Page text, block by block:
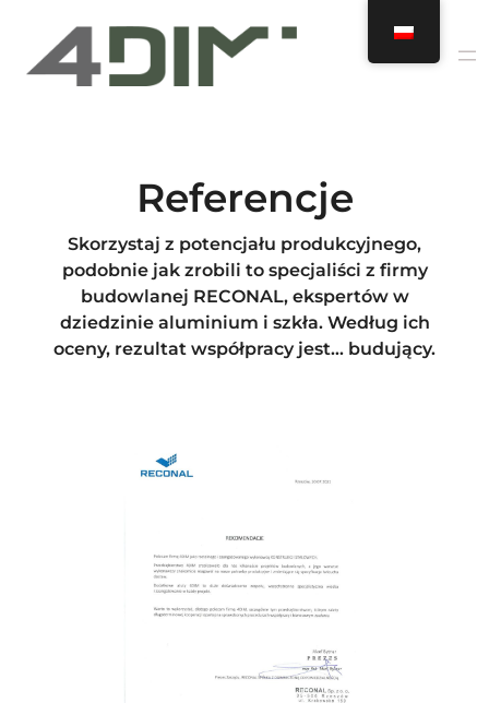
treści
Referencje
Skorzystaj z potencjału produkcyjnego,
podobnie jak zrobili to specjaliści z firmy
budowlanej RECONAL, ekspertów w
dziedzinie aluminium i szkła. Według ich
oceny, rezultat współpracy jest… budujący.